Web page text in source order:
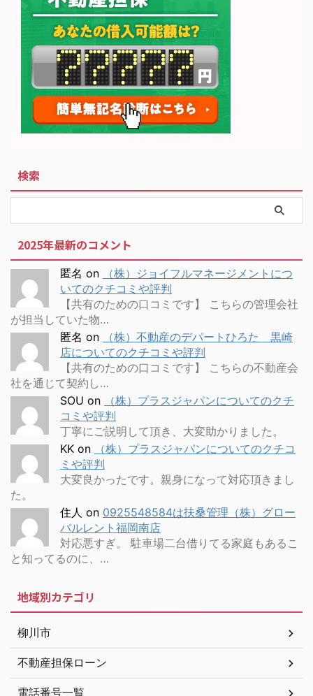
検索
2025年最新のコメント
匿名 on
（株）ジョイフルマネージメントにつ
いてのクチコミや評判
【共有のための口コミです】 こちらの管理会社
が担当していた物…
匿名 on
（株）不動産のデパートひろた 黒崎
店についてのクチコミや評判
【共有のための口コミです】 こちらの不動産会
社を通じて契約し…
SOU on
（株）プラスジャパンについてのクチ
コミや評判
丁寧にご説明して頂き、大変助かりました。
KK on
（株）プラスジャパンについてのクチコ
ミや評判
大変良かったです。親身になって対応頂きまし
た。
住人 on 0925548584は扶桑管理（株）グロー
バルレント福岡南店
対応悪すぎ。 駐車場二台借りてる家庭もあるこ
と知ってるのに、…
地域別カテゴリ
柳川市
不動産担保ローン
電話番号一覧